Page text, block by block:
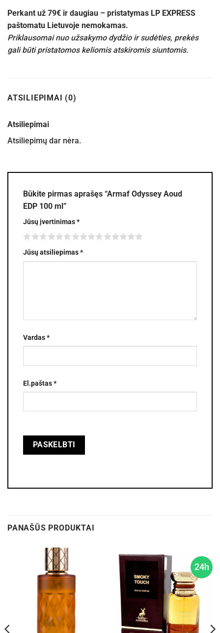
Perkant už 79€ ir daugiau – pristatymas LP EXPRESS
paštomatu Lietuvoje nemokamas.
Priklausomai nuo užsakymo dydžio ir sudėties, prekės
gali būti pristatomos keliomis atskiromis siuntomis.
ATSILIEPIMAI (0)
Atsiliepimai
Atsiliepimų dar nėra.
Būkite pirmas aprašęs “Armaf Odyssey Aoud
EDP 100 ml”
Jūsų įvertinimas*
Jūsų atsiliepimas*
Vardas*
El.paštas*
PANAŠŪS PRODUKTAI
24h